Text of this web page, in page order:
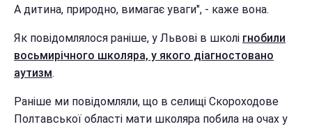
А дитина, природно, вимагає уваги", - каже вона.
Як повідомлялося раніше, у Львові в школі гнобили
восьмирічного школяра, у якого діагностовано
аутизм.
Раніше ми повідомляли, що в селищі Скороходове
Полтавської області мати школяра побила на очах у